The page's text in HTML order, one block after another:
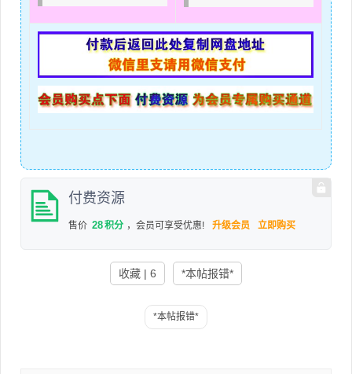
付费资源
售价 28积分 ，会员可享受优惠! 升级会员 立即购买
收藏 | 6 *本帖报错*